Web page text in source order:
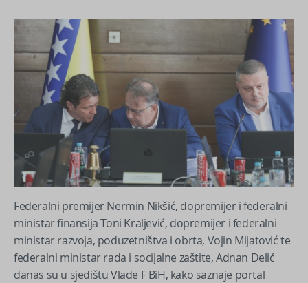
Federalni premijer Nermin Nikšić, dopremijer i federalni
ministar finansija Toni Kraljević, dopremijer i federalni
ministar razvoja, poduzetništva i obrta, Vojin Mijatović te
federalni ministar rada i socijalne zaštite, Adnan Delić
danas su u sjedištu Vlade F BiH, kako saznaje portal